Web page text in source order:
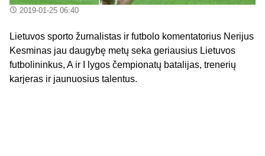
2019-01-25 06:40
Lietuvos sporto žurnalistas ir futbolo komentatorius Nerijus
Kesminas jau daugybę metų seka geriausius Lietuvos
futbolininkus, A ir I lygos čempionatų batalijas, trenerių
karjeras ir jaunuosius talentus.